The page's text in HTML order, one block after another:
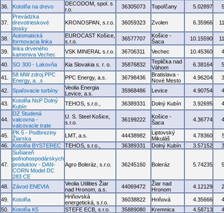
36. Kotolňa na drevo
DECODOM, spol. s
r.o.
36305073 Topoľčany 5.02897
37.
Prevádzka
drevotrieskové
dosky
KRONOSPAN, s.r.o. 36059323 Zvolen 6.35966
38.
Automatická
formovacia linka
EUROCAST Košice,
s.r.o.
36577707
Košice -
Šaca
10.15590
39.
linka drveného
kameniva Vechec
VSK MINERAL s.r.o. 36706311 Vechec 10.45360
40. SO 300 - Lakovňa Kia Slovakia s. r. o. 35876832
Teplička nad
Váhom
6.38164
41.
58 MW zdroj PPC
Energy, a. .s
PPC Energy, a.s. 36798436
Bratislava -
Nové Mesto
4.96204
42. Spaľovacie turbíny
Veolia Energia
Levice, a.s.
35968486 Levice 4.90754
43.
Kotolňa NsP Dolný
Kubín
TEHOS, s.r.o., 36389331 Dolný Kubín 3.92695
44.
DZ Studená
valcovna -
valcovacie trate
U. S. Steel Košice,
s.r.o.
36199222
Košice -
Šaca
4.36774
45.
PK 5 - Podbreziny
Žiarska
LMT, a.s. 44438982
Liptovský
Mikuláš
4.78360
46.
Kotolňa BYSTEREC TEHOS, s.r.o., 36389331 Dolný Kubín 3.57152
47.
Sušiareň
poľnohospodárskych
produktov - DAN-
CORN Model DC
283 CE
Agro Boleráz, s.r.o. 36245160 Boleráz 5.74235
48. Závod ENEVIA
Veolia Utilities Žiar
nad Hronom, a.s.
44069472
Žiar nad
Hronom
4.12129
49. Kotolňa
Hriňovská
energetická, s.r.o.
36038822 Hriňová 4.35666
50.
Kotolňa K5 STEFE ECB, s.r.o. 35889080 Kremnica 4.58713